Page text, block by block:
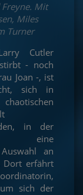
Freyne. Mit
Miles
Turner
Cutler
- noch
Joan -, ist
sich in
in der
eine
an
Dort erfährt
sich der